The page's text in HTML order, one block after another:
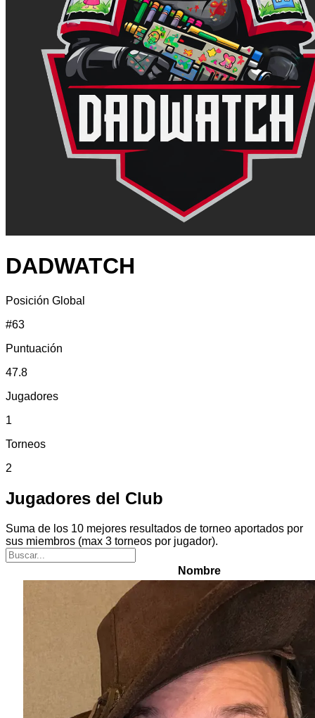
DADWATCH
Posición Global
#63
Puntuación
47.8
Jugadores
1
Torneos
2
Jugadores del Club
Suma de los 10 mejores resultados de torneo aportados por
sus miembros (max 3 torneos por jugador).
Nombre